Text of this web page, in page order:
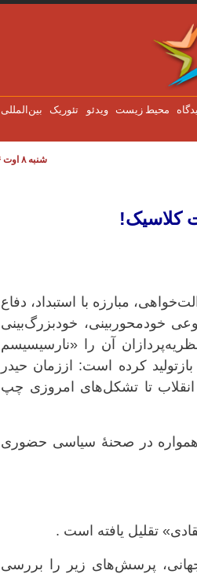
محیط زیست ویدئو تئوریک بین‌المللی
شنبه ۸ اوت ۲۰۲۶
کلاسیک!
مبارزه با استبداد، دفاع
خودمحوربینی، خودبزرگ‌بینی
آن را «نارسیسیسم
خود را بازتولید کرده است: اززمان حیدر
تا تشکل‌های امروزی چپ
همواره در صحنهٔ سیاسی حضوری
تقلیل یافته است .
جهانی، پرسش‌های زیر را بررسی